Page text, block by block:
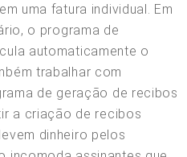
uma fatura individual. Em
o programa de
automaticamente o
trabalhar com
de geração de recibos
a criação de recibos
dinheiro pelos